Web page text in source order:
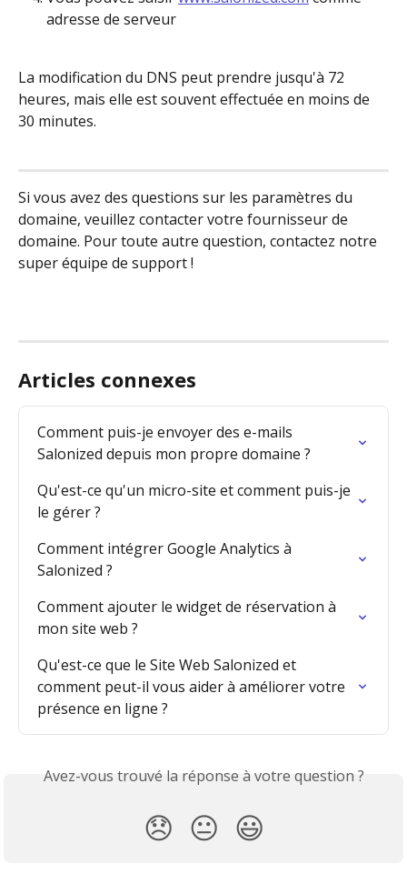
adresse de serveur
La modification du DNS peut prendre jusqu'à 72
heures, mais elle est souvent effectuée en moins de
30 minutes.
Si vous avez des questions sur les paramètres du
domaine, veuillez contacter votre fournisseur de
domaine. Pour toute autre question, contactez notre
super équipe de support !
Articles connexes
Comment puis-je envoyer des e-mails
Salonized depuis mon propre domaine ?
Qu'est-ce qu'un micro-site et comment puis-je
le gérer ?
Comment intégrer Google Analytics à
Salonized ?
Comment ajouter le widget de réservation à
mon site web ?
Qu'est-ce que le Site Web Salonized et
comment peut-il vous aider à améliorer votre
présence en ligne ?
Avez-vous trouvé la réponse à votre question ?
😞 😐 😃